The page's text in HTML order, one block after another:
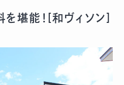
堪能！[和ヴィソン]